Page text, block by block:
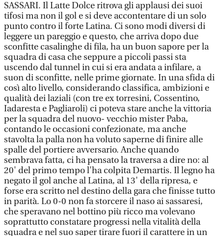
SASSARI. Il Latte Dolce ritrova gli applausi dei suoi
tifosi ma non il gol e si deve accontentare di un solo
punto contro il forte Latina. Ci sono modi diversi di
leggere un pareggio e questo, che arriva dopo due
sconfitte casalinghe di fila, ha un buon sapore per la
squadra di casa che seppure a piccoli passi sta
uscendo dal tunnel in cui si era andata a infilare, a
suon di sconfitte, nelle prime giornate. In una sfida di
così alto livello, considerando classifica, ambizioni e
qualità dei laziali (con tre ex torresini, Cossentino,
Iadaresta e Pagliaroli) ci poteva stare anche la vittoria
per la squadra del nuovo- vecchio mister Paba,
contando le occasioni confezionate, ma anche
stavolta la palla non ha voluto saperne di finire alle
spalle del portiere avversario. Anche quando
sembrava fatta, ci ha pensato la traversa a dire no: al
20' del primo tempo l'ha colpita Demartis. Il legno ha
negato il gol anche al Latina, al 13' della ripresa, e
forse era scritto nel destino della gara che finisse tutto
in parità. Lo 0-0 non fa storcere il naso ai sassaresi,
che speravano nel bottino più ricco ma volevano
soprattutto constatare progressi nella vitalità della
squadra e nel suo saper tirare fuori il carattere in un